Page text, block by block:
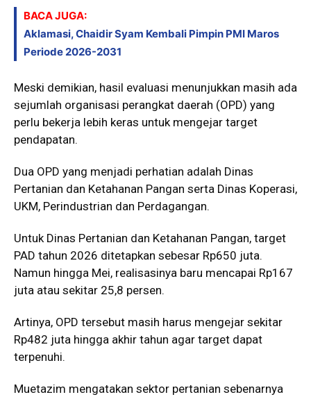
BACA JUGA:
Aklamasi, Chaidir Syam Kembali Pimpin PMI Maros
Periode 2026-2031
Meski demikian, hasil evaluasi menunjukkan masih ada
sejumlah organisasi perangkat daerah (OPD) yang
perlu bekerja lebih keras untuk mengejar target
pendapatan.
Dua OPD yang menjadi perhatian adalah Dinas
Pertanian dan Ketahanan Pangan serta Dinas Koperasi,
UKM, Perindustrian dan Perdagangan.
Untuk Dinas Pertanian dan Ketahanan Pangan, target
PAD tahun 2026 ditetapkan sebesar Rp650 juta.
Namun hingga Mei, realisasinya baru mencapai Rp167
juta atau sekitar 25,8 persen.
Artinya, OPD tersebut masih harus mengejar sekitar
Rp482 juta hingga akhir tahun agar target dapat
terpenuhi.
Muetazim mengatakan sektor pertanian sebenarnya